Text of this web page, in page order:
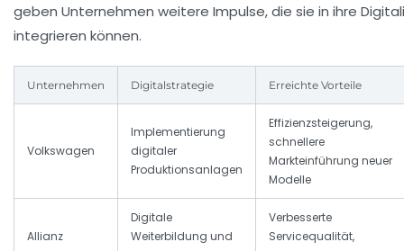
geben Unternehmen weitere Impulse, die sie in ihre
integrieren können.
Unternehmen Digitalstrategie Erreichte Vorteile
Volkswagen
Implementierung
digitaler
Produktionsanlagen
Effizienzsteigerung,
schnellere
Markteinführung neuer
Modelle
Allianz
Digitale
Weiterbildung und
Verbesserte
Servicequalität,